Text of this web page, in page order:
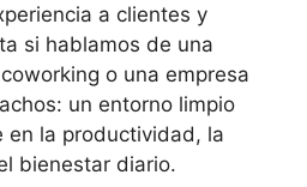
a clientes y
si hablamos de una
o una empresa
un entorno limpio
en la productividad, la
bienestar diario.